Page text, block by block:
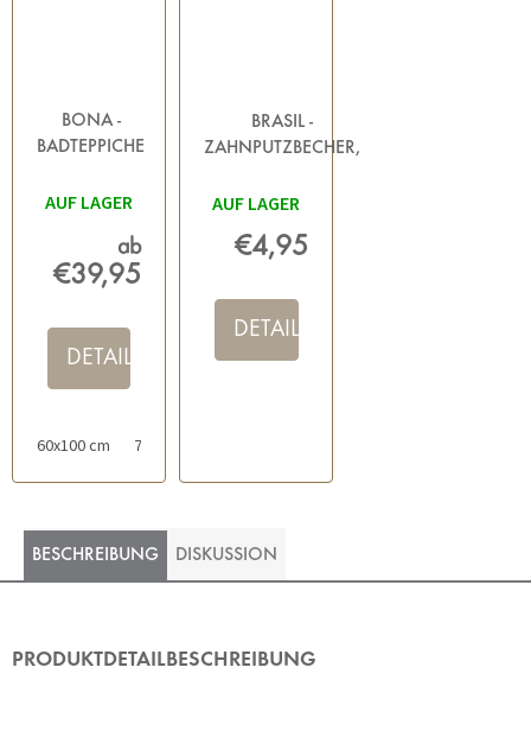
BONA -
BADTEPPICHE
AUF LAGER
ab
€39,95
DETAIL
60x100 cm 70x120 cm
BRASIL -
ZAHNPUTZBECHER,
AUF LAGER
€4,95
DETAIL
BESCHREIBUNG DISKUSSION
PRODUKTDETAILBESCHREIBUNG